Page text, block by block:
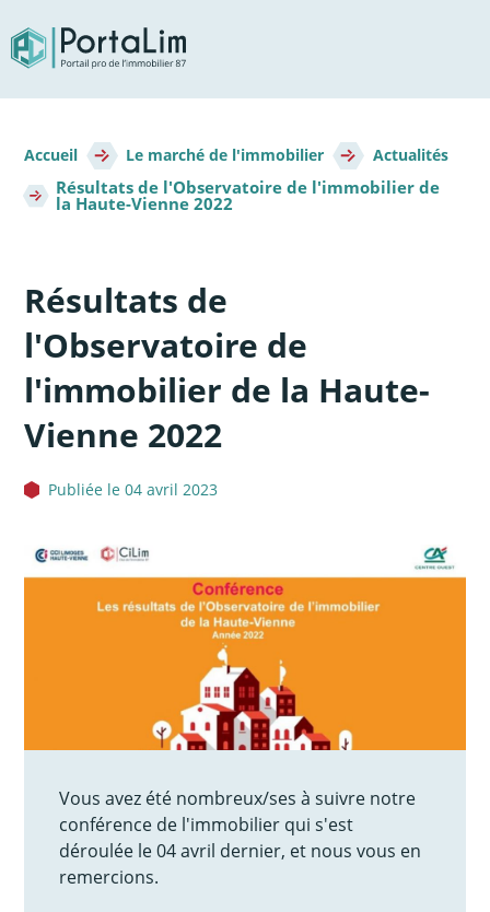
directement
au
contenu
d'Ariane
Accueil Le marché de l'immobilier Actualités
Résultats de l'Observatoire de l'immobilier de
la Haute-Vienne 2022
Résultats de
l'Observatoire de
l'immobilier de la Haute-
Vienne 2022
Publiée le 04 avril 2023
Vous avez été nombreux/ses à suivre notre
conférence de l'immobilier qui s'est
déroulée le 04 avril dernier, et nous vous en
remercions.